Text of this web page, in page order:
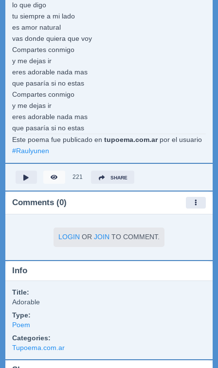
lo que digo
tu siempre a mi lado
es amor natural
vas donde quiera que voy
Compartes conmigo
y me dejas ir
eres adorable nada mas
que pasaría si no estas
Compartes conmigo
y me dejas ir
eres adorable nada mas
que pasaría si no estas
Este poema fue publicado en tupoema.com.arpor el usuario
#Raulyunen
221 SHARE
Comments (0)
LOGIN OR JOIN TO COMMENT.
Info
Title:
Adorable
Type:
Poem
Categories:
Tupoema.com.ar